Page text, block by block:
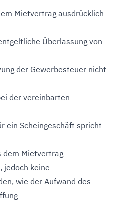
Mietvertrag ausdrücklich
Überlassung von
der Gewerbesteuer nicht
der vereinbarten
ein Scheingeschäft spricht
dem Mietvertrag
jedoch keine
wie der Aufwand des